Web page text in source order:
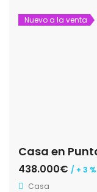
Nuevo a la venta
Casa en
438.000€ / + 3
Casa